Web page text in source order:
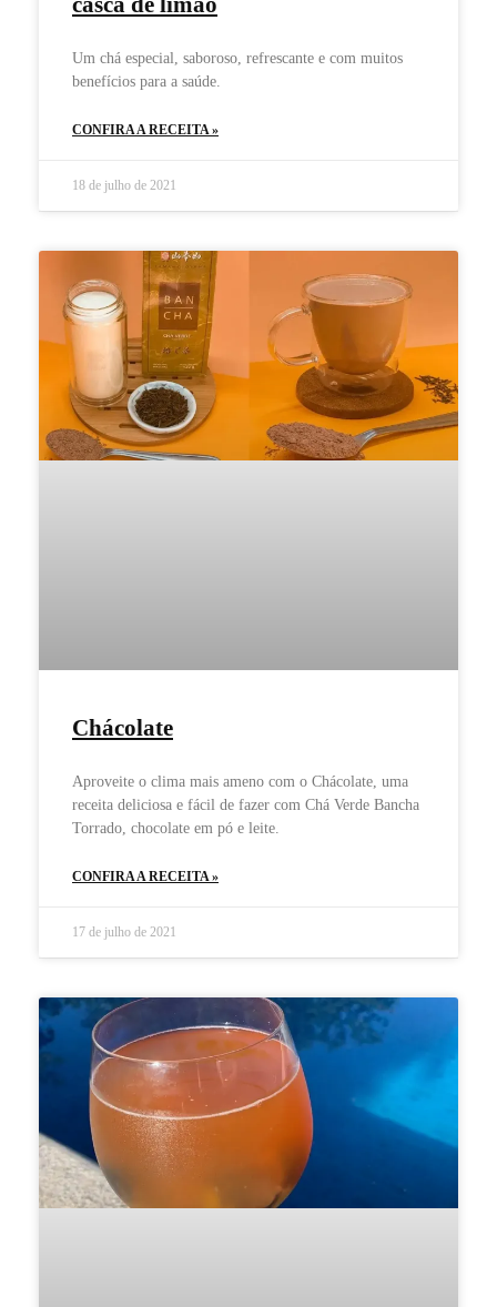
Um chá especial, saboroso, refrescante e com muitos
benefícios para a saúde.
CONFIRA A RECEITA »
18 de julho de 2021
Chácolate
Aproveite o clima mais ameno com o Chácolate, uma
receita deliciosa e fácil de fazer com Chá Verde Bancha
Torrado, chocolate em pó e leite.
CONFIRA A RECEITA »
17 de julho de 2021